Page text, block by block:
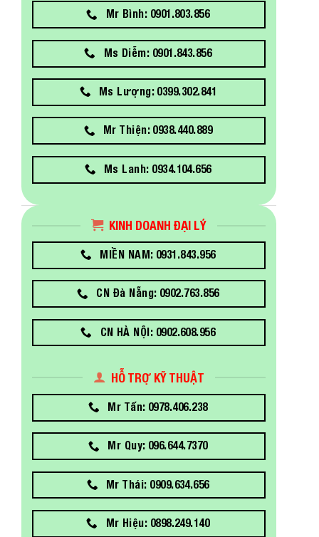
Mr Bình: 0901.803.856
Ms Diễm: 0901.843.856
Ms Lượng: 0399.302.841
Mr Thiện: 0938.440.889
Ms Lanh: 0934.104.656
KINH DOANH ĐẠI LÝ
MIỀN NAM: 0931.843.956
CN Đà Nẵng: 0902.763.856
CN HÀ NỘI: 0902.608.956
HỖ TRỢ KỸ THUẬT
Mr Tấn: 0978.406.238
Mr Quy: 096.644.7370
Mr Thái: 0909.634.656
Mr Hiệu: 0898.249.140